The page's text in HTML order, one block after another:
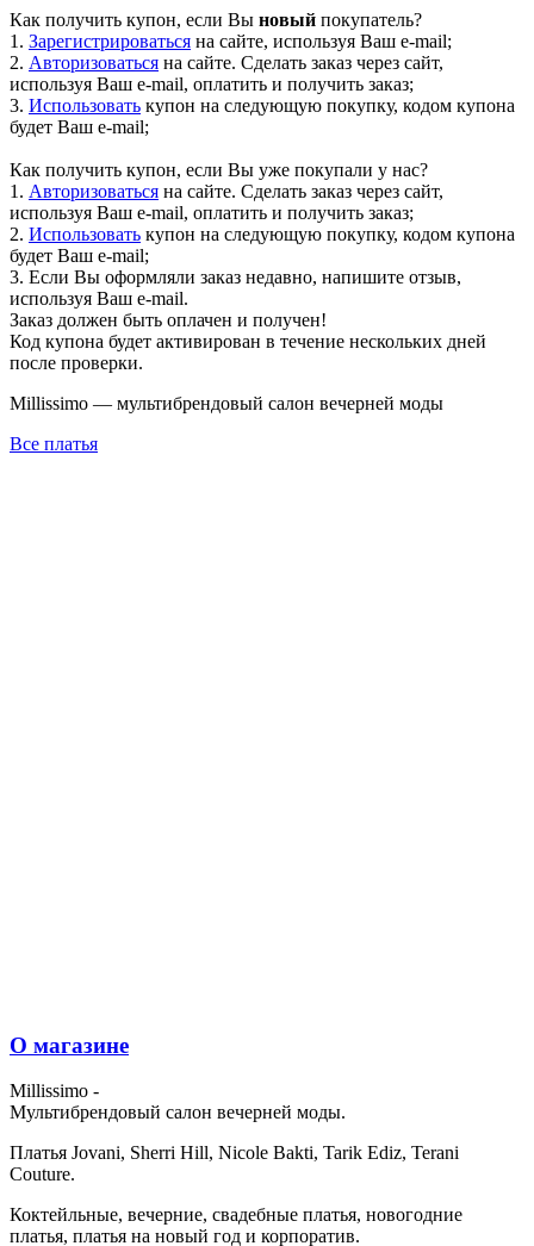
Как получить купон, если Вы новый покупатель?
1. Зарегистрироваться на сайте, используя Ваш e-mail;
2. Авторизоваться на сайте. Сделать заказ через сайт,
используя Ваш e-mail, оплатить и получить заказ;
3. Использовать купон на следующую покупку, кодом купона
будет Ваш e-mail;
Как получить купон, если Вы уже покупали у нас?
1. Авторизоваться на сайте. Сделать заказ через сайт,
используя Ваш e-mail, оплатить и получить заказ;
2. Использовать купон на следующую покупку, кодом купона
будет Ваш e-mail;
3. Если Вы оформляли заказ недавно, напишите отзыв,
используя Ваш e-mail.
Заказ должен быть оплачен и получен!
Код купона будет активирован в течение нескольких дней
после проверки.
Millissimo — мультибрендовый салон вечерней моды
Все платья
О магазине
Millissimo -
Мультибрендовый салон вечерней моды.
Платья Jovani, Sherri Hill, Nicole Bakti, Tarik Ediz, Terani
Couture.
Коктейльные, вечерние, свадебные платья, новогодние
платья, платья на новый год и корпоратив.